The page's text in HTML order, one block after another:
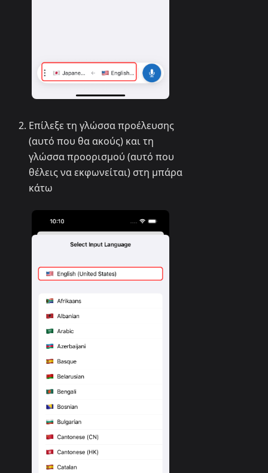
Επίλεξε τη γλώσσα προέλευσης
(αυτό που θα ακούς) και τη
γλώσσα προορισμού (αυτό που
θέλεις να εκφωνείται) στη μπάρα
κάτω